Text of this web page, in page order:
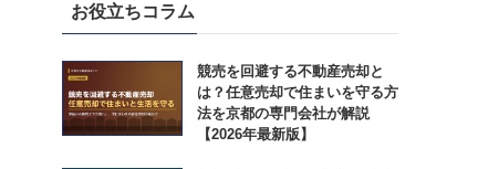
お役立ちコラム
競売を回避する不動産売却と
は？任意売却で住まいを守る方
法を京都の専門会社が解説
【2026年最新版】